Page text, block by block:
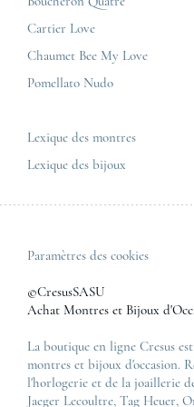
Nous contacter
Zénith
Tous les modèles de luxe
Cartier Love
Chaumet Bee My Love
Pomellato Nudo
Lexique des montres
Lexique des bijoux
Paramètres des cookies
©CresusSASU
Achat Montres et Bijoux
La boutique en ligne Cresus
montres et bijoux d'occasion.
l'horlogerie et de la joaillerie
Jaeger Lecoultre, Tag Heuer,